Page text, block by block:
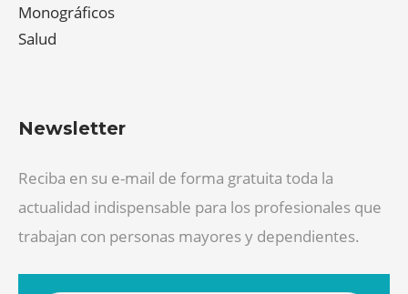
Monográficos
Salud
Newsletter
Reciba en su e-mail de forma gratuita toda la
actualidad indispensable para los profesionales que
trabajan con personas mayores y dependientes.